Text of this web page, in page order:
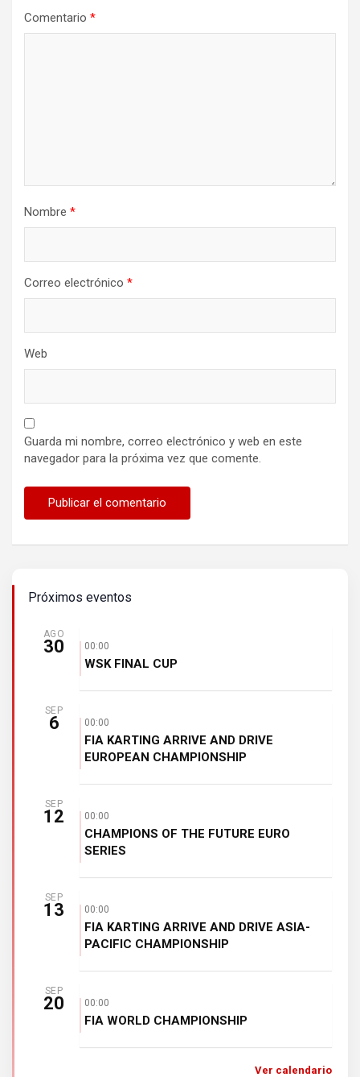
Comentario *
Nombre *
Correo electrónico *
Web
Guarda mi nombre, correo electrónico y web en este
navegador para la próxima vez que comente.
Próximos eventos
AGO
30 00:00
WSK FINAL CUP
SEP
6 00:00
FIA KARTING ARRIVE AND DRIVE
EUROPEAN CHAMPIONSHIP
SEP
12 00:00
CHAMPIONS OF THE FUTURE EURO
SERIES
SEP
13 00:00
FIA KARTING ARRIVE AND DRIVE ASIA-
PACIFIC CHAMPIONSHIP
SEP
20 00:00
FIA WORLD CHAMPIONSHIP
Ver calendario